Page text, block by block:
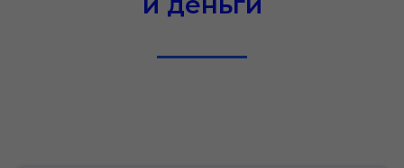
Публичная оферта об использовании
платежного сервиса Ckassa
ознакомительный характер